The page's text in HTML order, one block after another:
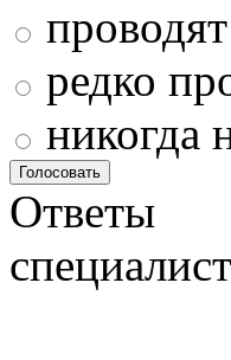
редко
никогда
Ответы